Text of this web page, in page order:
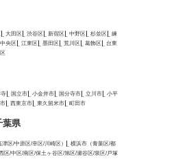
大田区 渋谷区 新宿区 中野区 杉並区
練
中央区 江東区 墨田区 荒川区 葛飾区
台東
寺 国立市 小金井市 国分寺市 立川市
小平
西東京市 東久留米市 町田市
葉県
区/中原区/幸区/川崎区）
横浜市（青葉区/都
区/中区/南区/保土ヶ谷区/旭区/瀬谷区/泉区/戸塚